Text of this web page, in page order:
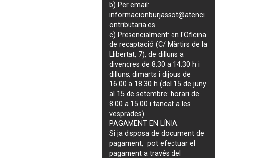
b) Per email:
informacionburjassot@atenci
ontributaria.es.
c) Presencialment: en l'Oficina
de recaptació (C/ Màrtirs de la
Llibertat, 7), de dilluns a
divendres de 8.30 a 14.30 h i
dilluns, dimarts i dijous de
16.00 a 18.30 h (del 15 de juny
al 15 de setembre: horari de
8.00 a 15.00 i tancat a les
vesprades).
PAGAMENT EN LÍNIA:
Si ja disposa de document de
pagament, pot efectuar el
pagament a través del